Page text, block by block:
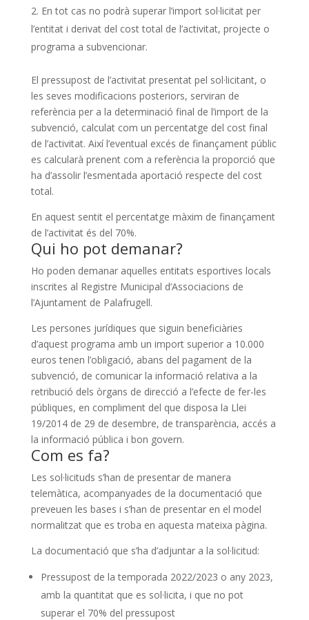
En tot cas no podrà superar l’import sol·licitat per
l’entitat i derivat del cost total de l’activitat, projecte o
programa a subvencionar.
El pressupost de l’activitat presentat pel sol·licitant, o
les seves modificacions posteriors, serviran de
referència per a la determinació final de l’import de la
subvenció, calculat com un percentatge del cost final
de l’activitat. Així l’eventual excés de finançament públic
es calcularà prenent com a referència la proporció que
ha d’assolir l’esmentada aportació respecte del cost
total.
En aquest sentit el percentatge màxim de finançament
de l’activitat és del 70%.
Qui ho pot demanar?
Ho poden demanar aquelles entitats esportives locals
inscrites al Registre Municipal d’Associacions de
l’Ajuntament de Palafrugell.
Les persones jurídiques que siguin beneficiàries
d’aquest programa amb un import superior a 10.000
euros tenen l’obligació, abans del pagament de la
subvenció, de comunicar la informació relativa a la
retribució dels òrgans de direcció a l’efecte de fer-les
públiques, en compliment del que disposa la Llei
19/2014 de 29 de desembre, de transparència, accés a
la informació pública i bon govern.
Com es fa?
Les sol·licituds s’han de presentar de manera
telemàtica, acompanyades de la documentació que
preveuen les bases i s’han de presentar en el model
normalitzat que es troba en aquesta mateixa pàgina.
La documentació que s’ha d’adjuntar a la sol·licitud:
Pressupost de la temporada 2022/2023 o any 2023,
amb la quantitat que es sol·licita, i que no pot
superar el 70% del pressupost